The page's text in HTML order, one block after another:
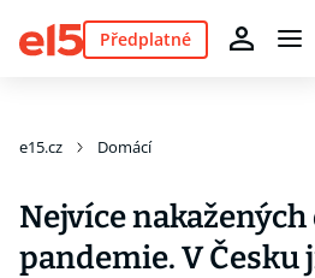
Předplatné
e15.cz Domácí
Nejvíce
pandemie. V